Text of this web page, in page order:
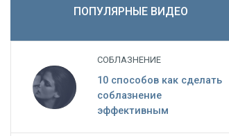
ПОПУЛЯРНЫЕ ВИДЕО
СОБЛАЗНЕНИЕ
10 способов как сделать
соблазнение
эффективным